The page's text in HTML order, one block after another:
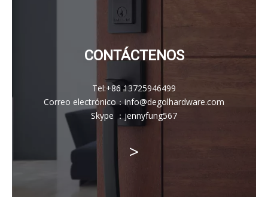
CONTÁCTENOS
Tel:+86 13725946499
Correo electrónico ： info@degolhardware.com
Skype ： jennyfung567
>